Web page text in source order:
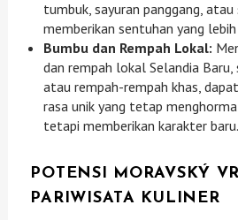
tumbuk, sayuran panggang,
memberikan sentuhan yang
Bumbu dan Rempah Lokal:
dan rempah lokal Selandia
atau rempah-rempah khas,
rasa unik yang tetap
tetapi memberikan karakter baru.
POTENSI MORAVSKÝ
PARIWISATA KULINER